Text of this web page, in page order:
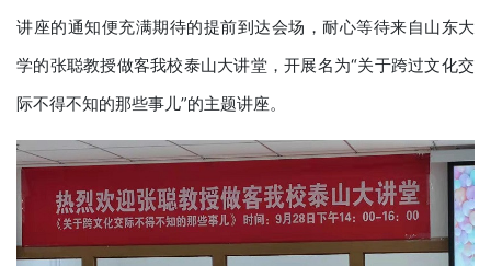
讲座的通知便充满期待的提前到达会场，耐心等待来自山东大
学的张聪教授做客我校泰山大讲堂，开展名为“关于跨过文化交
际不得不知的那些事儿”的主题讲座。